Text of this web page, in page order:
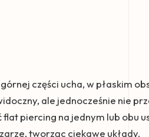
części ucha, w płaskim
ale jednocześnie nie
piercing na jednym lub obu
tworząc ciekawe układy.